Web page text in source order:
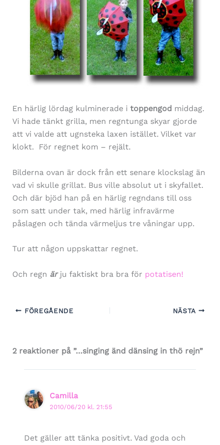
En härlig lördag kulminerade i toppengod middag.
Vi hade tänkt grilla, men regntunga skyar gjorde
att vi valde att ugnsteka laxen istället. Vilket var
klokt. För regnet kom – rejält.
Bilderna ovan är dock från ett senare klockslag än
vad vi skulle grillat. Bus ville absolut ut i skyfallet.
Och där bjöd han på en härlig regndans till oss
som satt under tak, med härlig infravärme
påslagen och tända värmeljus tre våningar upp.
Tur att någon uppskattar regnet.
Och regn ärju faktiskt bra bra för potatisen!
FÖREGÅENDE NÄSTA
2 reaktioner på ”…singing änd dänsing in thö rejn”
Camilla
2010/06/20 kl. 21:55
Det gäller att tänka positivt. Vad goda och